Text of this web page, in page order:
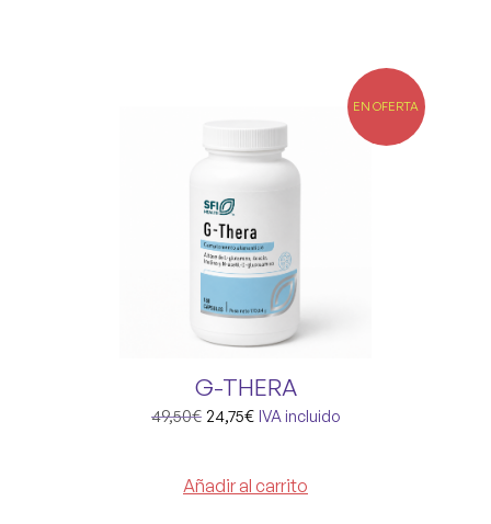
EN OFERTA
G-THERA
49,50€ 24,75€ IVA incluido
Añadir al carrito